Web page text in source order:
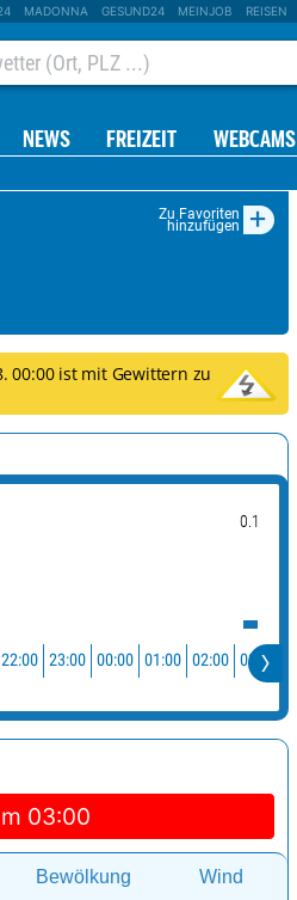
MADONNA GESUND24 MEINJOB REISEN
NEWS FREIZEIT WEBCAMS
Zu Favoriten
hinzufügen +
00:00 ist mit Gewittern zu
0.1
22:00 23:00 00:00 01:00 02:00 03:00
03:00
Bewölkung Wind